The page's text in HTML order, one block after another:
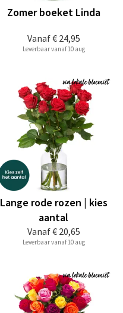
Vanaf€ 24,95
Zomer boeket Linda
Leverbaar vanaf 10 aug
Vanaf€ 20,65
Lange rode rozen | kies
aantal
Leverbaar vanaf 10 aug